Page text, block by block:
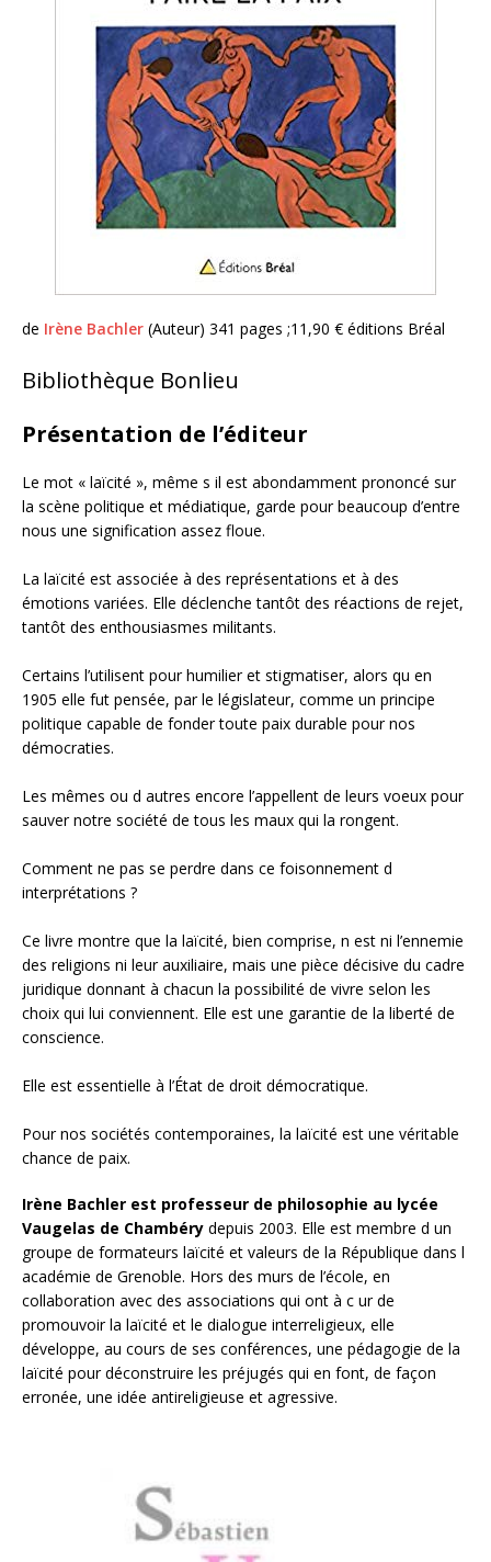
de Irène Bachler (Auteur) 341 pages ;11,90 € éditions Bréal
Bibliothèque Bonlieu
Présentation de l’éditeur
Le mot « laïcité », même s il est abondamment prononcé sur
la scène politique et médiatique, garde pour beaucoup d’entre
nous une signification assez floue.
La laïcité est associée à des représentations et à des
émotions variées. Elle déclenche tantôt des réactions de rejet,
tantôt des enthousiasmes militants.
Certains l’utilisent pour humilier et stigmatiser, alors qu en
1905 elle fut pensée, par le législateur, comme un principe
politique capable de fonder toute paix durable pour nos
démocraties.
Les mêmes ou d autres encore l’appellent de leurs voeux pour
sauver notre société de tous les maux qui la rongent.
Comment ne pas se perdre dans ce foisonnement d
interprétations ?
Ce livre montre que la laïcité, bien comprise, n est ni l’ennemie
des religions ni leur auxiliaire, mais une pièce décisive du cadre
juridique donnant à chacun la possibilité de vivre selon les
choix qui lui conviennent. Elle est une garantie de la liberté de
conscience.
Elle est essentielle à l’État de droit démocratique.
Pour nos sociétés contemporaines, la laïcité est une véritable
chance de paix.
Irène Bachler est professeur de philosophie au lycée
Vaugelas de Chambéry depuis 2003. Elle est membre d un
groupe de formateurs laïcité et valeurs de la République dans l
académie de Grenoble. Hors des murs de l’école, en
collaboration avec des associations qui ont à c ur de
promouvoir la laïcité et le dialogue interreligieux, elle
développe, au cours de ses conférences, une pédagogie de la
laïcité pour déconstruire les préjugés qui en font, de façon
erronée, une idée antireligieuse et agressive.